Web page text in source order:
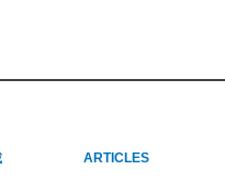
ARTICLES